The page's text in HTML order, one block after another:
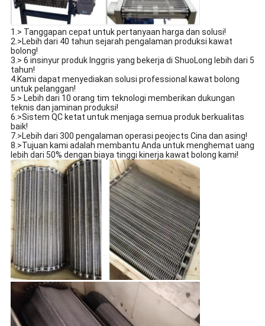
1.> Tanggapan cepat untuk pertanyaan harga dan solusi!
2.>Lebih dari 40 tahun sejarah pengalaman produksi kawat
bolong!
3.> 6 insinyur produk Inggris yang bekerja di ShuoLong lebih dari 5
tahun!
4.Kami dapat menyediakan solusi professional kawat bolong
untuk pelanggan!
5.> Lebih dari 10 orang tim teknologi memberikan dukungan
teknis dan jaminan produksi!
6.>Sistem QC ketat untuk menjaga semua produk berkualitas
baik!
7.>Lebih dari 300 pengalaman operasi peojects Cina dan asing!
8.>Tujuan kami adalah membantu Anda untuk menghemat uang
lebih dari 50% dengan biaya tinggi kinerja kawat bolong kami!